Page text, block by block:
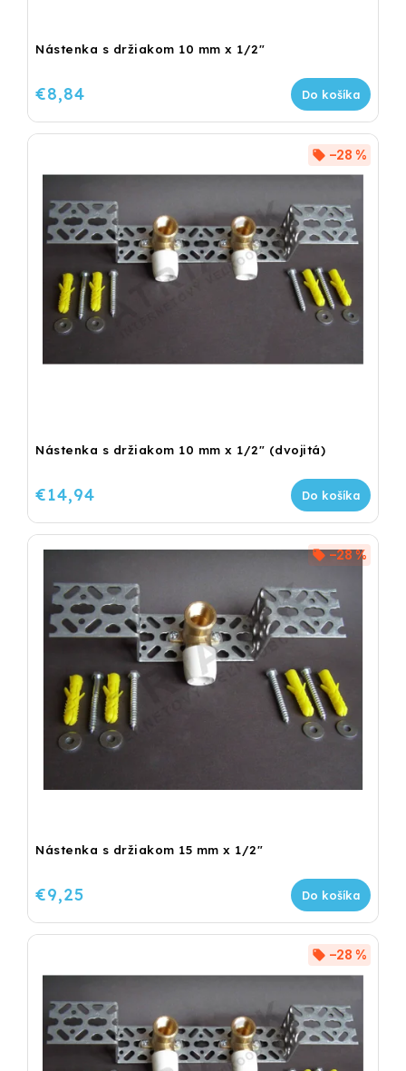
Nástenka s držiakom 10 mm x 1/2"
€8,84 Do košíka
Nástenka s držiakom 10 mm x 1/2" (dvojitá)
–28 %
€14,94 Do košíka
Nástenka s držiakom 15 mm x 1/2"
–28 %
€9,25 Do košíka
–28 %